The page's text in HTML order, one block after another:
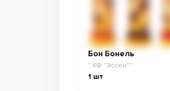
Бон Бонель
" КФ "Эссен""
1 шт